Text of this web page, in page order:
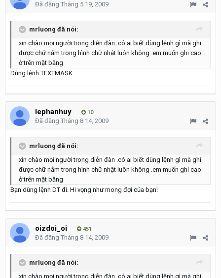
Đã đăng Tháng 5 19, 2009
mrluong đã nói:
xin chào mọi người trong diễn đàn .có ai biết dùng lệnh gì mà ghi
được chữ nằm trong hình chữ nhật luôn không .em muốn ghi cao
ở trên mặt bằng
Dùng lệnh TEXTMASK
lephanhuy 10
Đã đăng Tháng 8 14, 2009
mrluong đã nói:
xin chào mọi người trong diễn đàn .có ai biết dùng lệnh gì mà ghi
được chữ nằm trong hình chữ nhật luôn không .em muốn ghi cao
ở trên mặt bằng
Bạn dùng lệnh DT đi. Hi vọng như mong đợi của bạn!
oizdoi_oi 451
Đã đăng Tháng 8 14, 2009
mrluong đã nói:
xin chào mọi người trong diễn đàn .có ai biết dùng lệnh gì mà ghi